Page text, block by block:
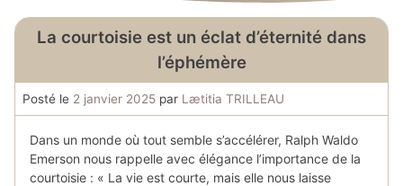
La courtoisie est un éclat d’éternité dans
l’éphémère
Posté le 2 janvier 2025 par Lætitia TRILLEAU
Dans un monde où tout semble s’accélérer, Ralph Waldo
Emerson nous rappelle avec élégance l’importance de la
courtoisie : « La vie est courte, mais elle nous laisse